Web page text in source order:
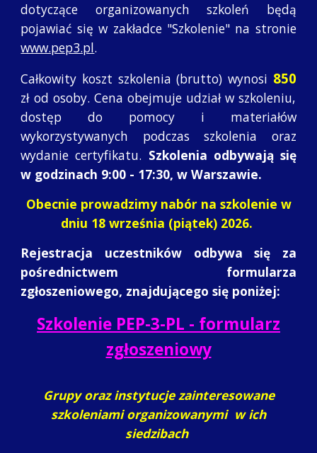
dotyczące organizowanych szkoleń będą
pojawiać się w zakładce "Szkolenie" na stronie
www.pep3.pl.
Całkowity koszt szkolenia (brutto) wynosi 850
zł od osoby. Cena obejmuje udział w szkoleniu,
dostęp do pomocy i materiałów
wykorzystywanych podczas szkolenia oraz
wydanie certyfikatu. Szkolenia odbywają się
w godzinach 9:00 - 17:30, w Warszawie.
Obecnie prowadzimy nabór na szkolenie w
dniu 18 września (piątek) 2026.
Rejestracja uczestników odbywa się za
pośrednictwem formularza
zgłoszeniowego, znajdującego się poniżej:
Szkolenie PEP-3-PL - formularz
zgłoszeniowy
Grupy oraz instytucje zainteresowane
szkoleniami organizowanymi w ich
siedzibach